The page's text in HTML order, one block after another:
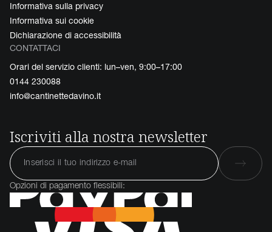
Informativa sulla privacy
Informativa sui cookie
Dichiarazione di accessibilità
CONTATTACI
Orari del servizio clienti: lun–ven, 9:00–17:00
0144 230088
info@cantinettedavino.it
Iscriviti alla nostra newsletter
Opzioni di pagamento flessibili: